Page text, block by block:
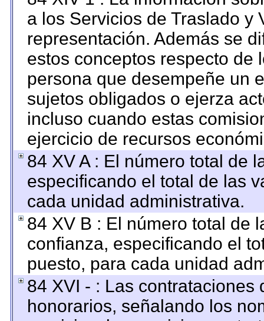
a los Servicios de Traslado y
representación. Además se
estos conceptos respecto de
persona que desempeñe un
sujetos obligados o ejerza
incluso cuando estas
ejercicio de recursos
84 XV A : El número total de
especificando el total de las
cada unidad administrativa.
84 XV B : El número total de
confianza, especificando el
puesto, para cada unidad
84 XVI - : Las
honorarios, señalando los